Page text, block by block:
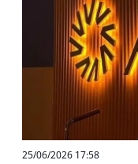
25/06/2026 17:58